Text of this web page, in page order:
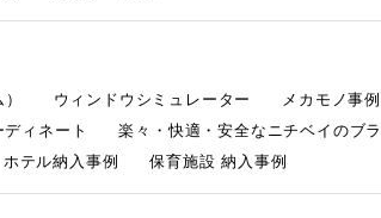
ウィンドウシミュレーター
メカモノ事
ィネート 楽々・快適・安全なニチベイのブ
ホテル納入事例 保育施設 納入事例